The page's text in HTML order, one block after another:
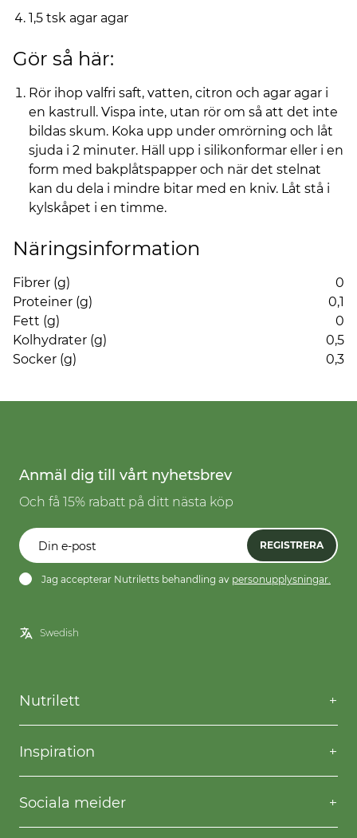
1,5 tsk agar agar
Gör så här:
Rör ihop valfri saft, vatten, citron och agar agar i
en kastrull. Vispa inte, utan rör om så att det inte
bildas skum. Koka upp under omrörning och låt
sjuda i 2 minuter. Häll upp i silikonformar eller i en
form med bakplåtspapper och när det stelnat
kan du dela i mindre bitar med en kniv. Låt stå i
kylskåpet i en timme.
Näringsinformation
Fibrer (g)
0
Proteiner (g)
0,1
Fett (g)
0
Kolhydrater (g)
0,5
Socker (g)
0,3
Anmäl dig till vårt nyhetsbrev
Och få 15% rabatt på ditt nästa köp
REGISTRERA
Jag accepterar Nutriletts behandling av personupplysningar.
Nutrilett
Kontakta oss
Frågor & svar
Frakt & returer
Köpvillkor
Inspiration
Willpower
Recept
Gå ner i vikt
Sociala meider
Facebook